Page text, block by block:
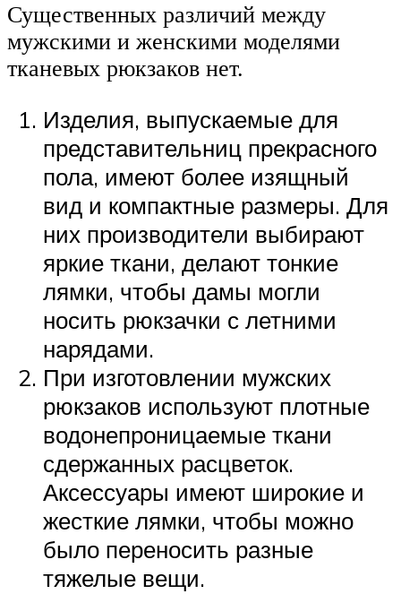
Существенных различий между
мужскими и женскими моделями
тканевых рюкзаков нет.
Изделия, выпускаемые для
представительниц прекрасного
пола, имеют более изящный
вид и компактные размеры. Для
них производители выбирают
яркие ткани, делают тонкие
лямки, чтобы дамы могли
носить рюкзачки с летними
нарядами.
При изготовлении мужских
рюкзаков используют плотные
водонепроницаемые ткани
сдержанных расцветок.
Аксессуары имеют широкие и
жесткие лямки, чтобы можно
было переносить разные
тяжелые вещи.